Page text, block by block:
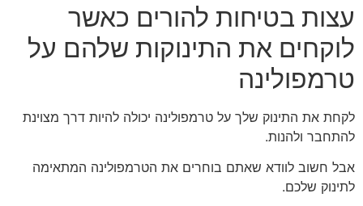
עצות בטיחות להורים כאשר
לוקחים את התינוקות שלהם על
טרמפולינה
לקחת את התינוק שלך על טרמפולינה יכולה להיות דרך מצוינת
להתחבר ולהנות.
אבל חשוב לוודא שאתם בוחרים את הטרמפולינה המתאימה
לתינוק שלכם.